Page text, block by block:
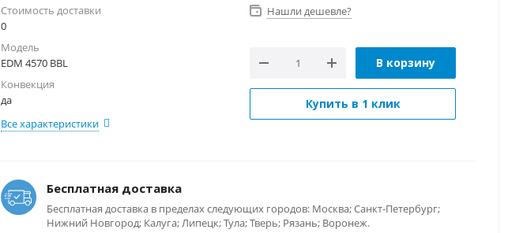
Стоимость доставки
0
Модель
EDM 4570 BBL
Конвекция
да
Все характеристики
Нашли дешевле?
В корзину
Купить в 1 клик
Бесплатная доставка
Бесплатная доставка в пределах следующих городов: Москва; Санкт-Петербург;
Нижний Новгород; Калуга; Липецк; Тула; Тверь; Рязань; Воронеж.